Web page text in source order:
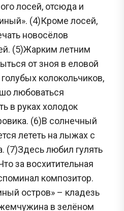
лосей, отсюда и
(4)Кроме лосей,
новосёлов
(5)Жарким летним
от зноя в еловой
колокольчиков,
любоваться
в руках холодок
(6)В солнечный
лететь на лыжах с
(7)Здесь любил гулять
за восхитительная
композитор.
остров» – кладезь
в зелёном